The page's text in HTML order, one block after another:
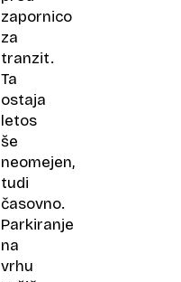
zapornico
za
tranzit.
Ta
ostaja
letos
še
neomejen,
tudi
časovno.
Parkiranje
na
vrhu